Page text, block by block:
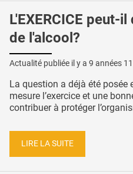
L'EXERCICE peut-
de l'alcool?
Actualité publiée il y a 9 années
La question a déjà été posée
mesure l’exercice et une
contribuer à protéger
LIRE LA SUITE